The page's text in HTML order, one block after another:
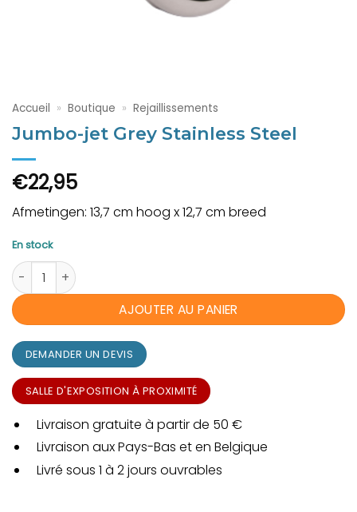
Accueil » Boutique » Rejaillissements
Jumbo-jet Grey Stainless Steel
€22,95
Afmetingen: 13,7 cm hoog x 12,7 cm breed
En stock
quantité de Jumbo-jet Grey Stainless Steel
AJOUTER AU PANIER
DEMANDER UN DEVIS
SALLE D'EXPOSITION À PROXIMITÉ
Livraison gratuite à partir de 50 €
Livraison aux Pays-Bas et en Belgique
Livré sous 1 à 2 jours ouvrables